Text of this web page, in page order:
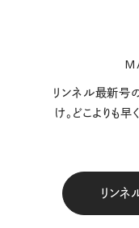
リンネル最新号
け。どこよりも
リン